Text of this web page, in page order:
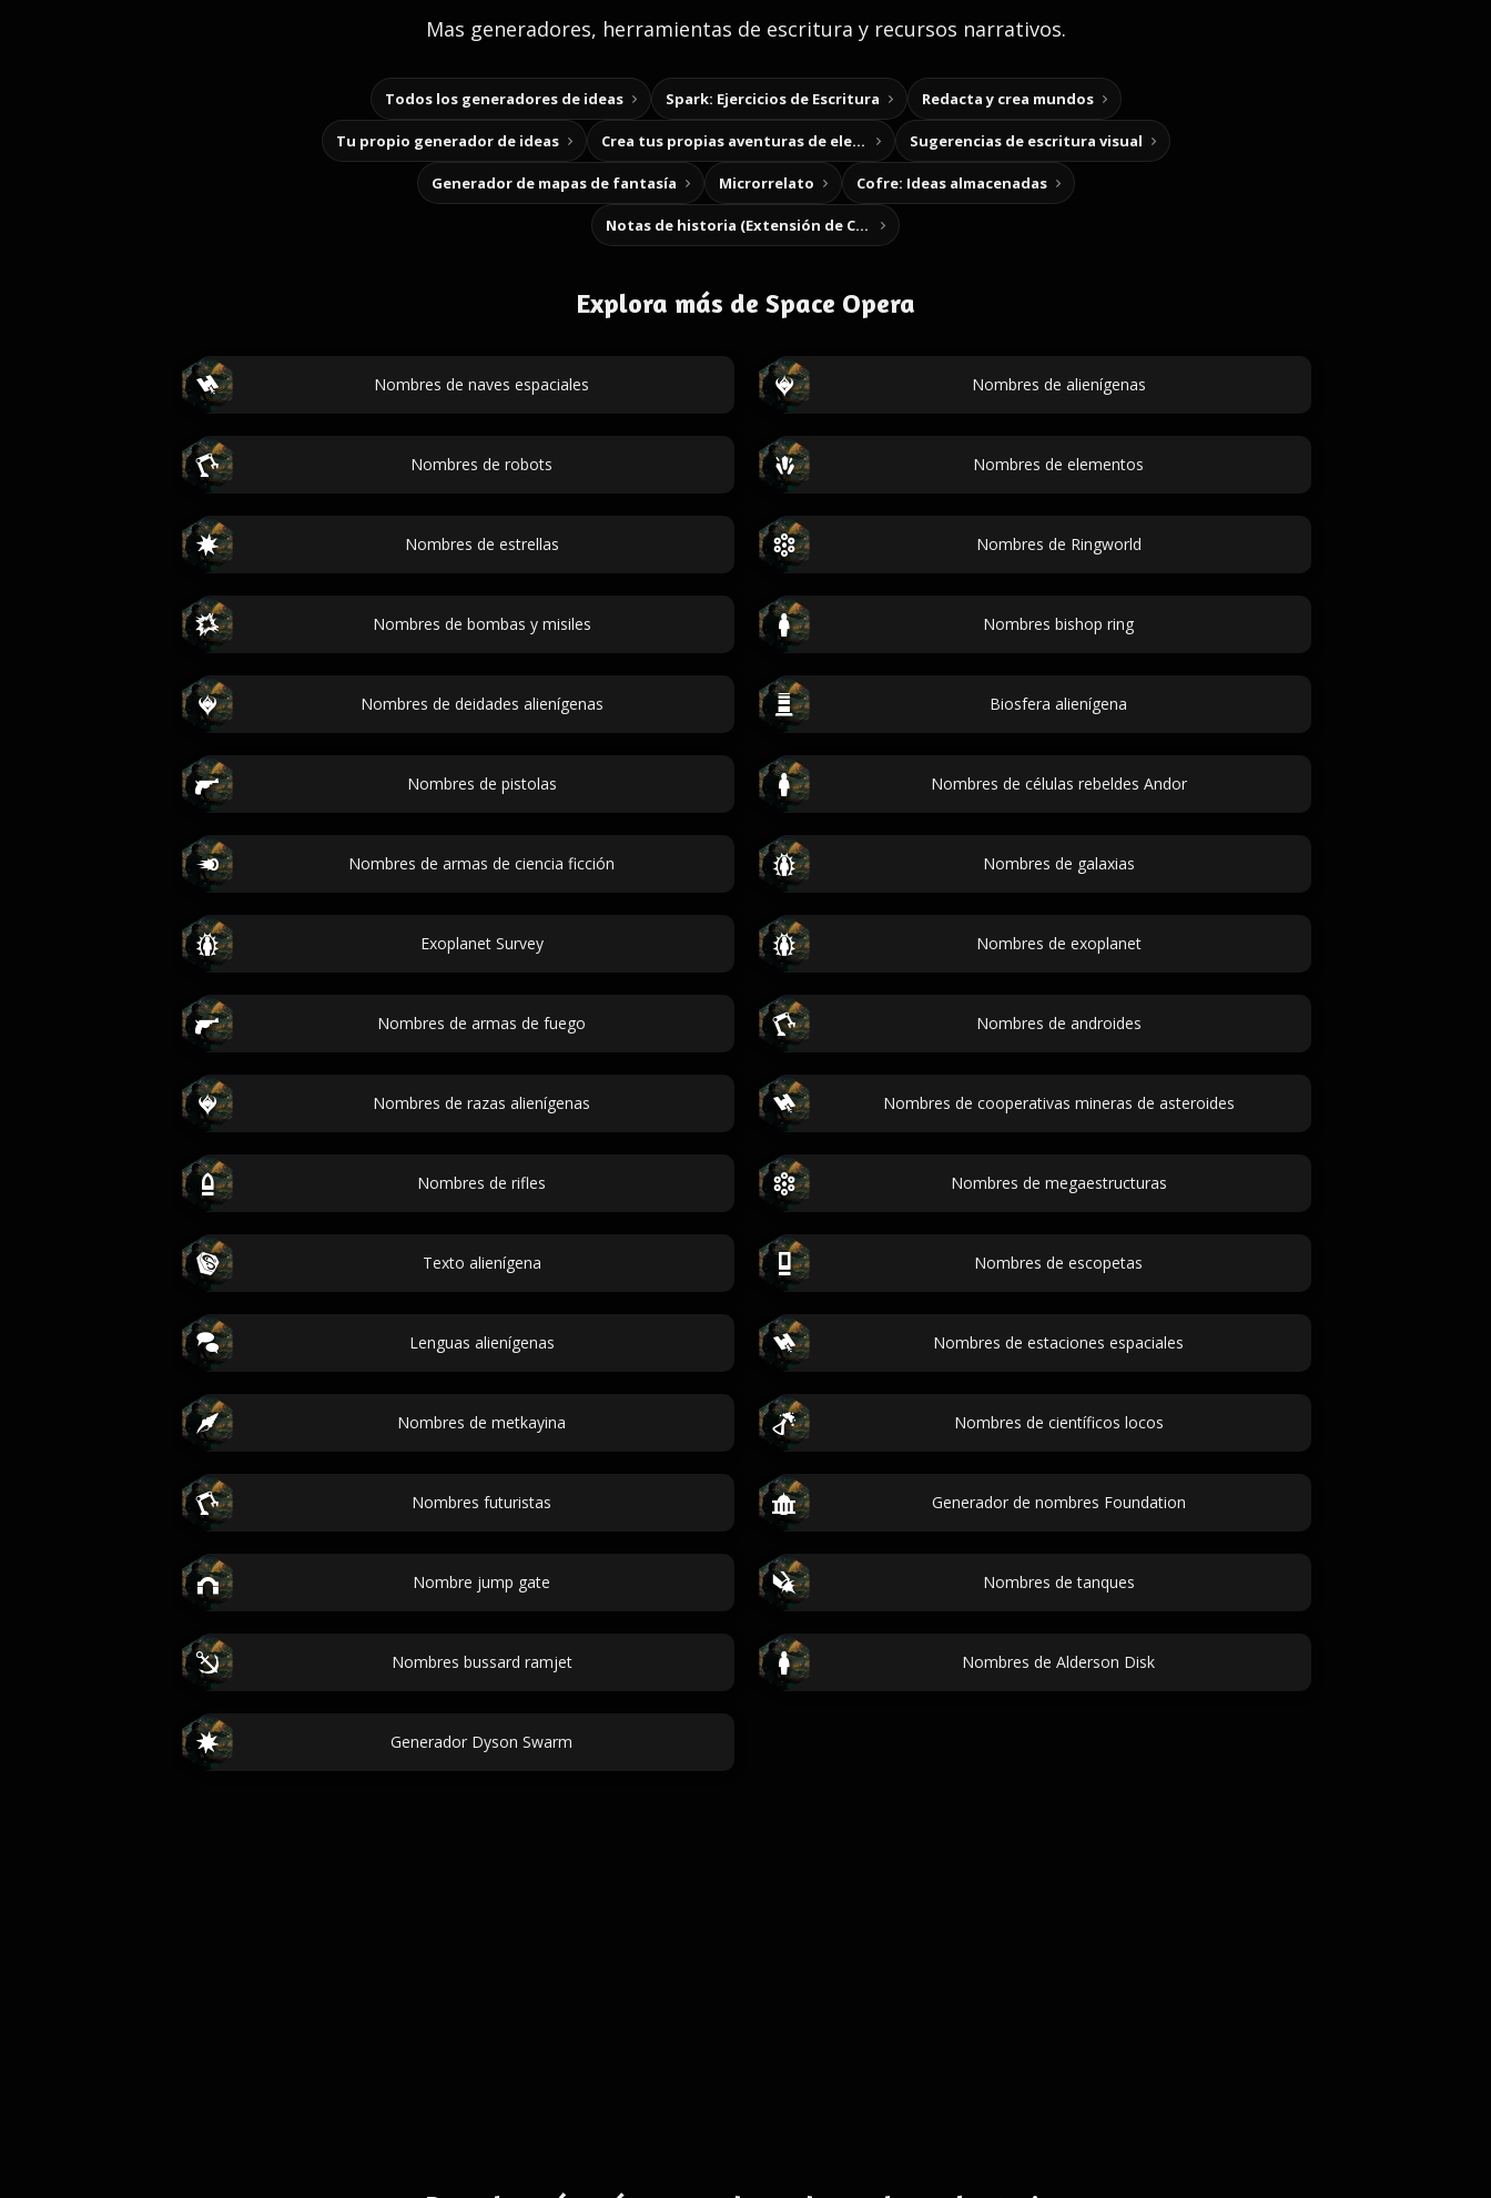
Mas generadores, herramientas de escritura y recursos narrativos.
Todos los generadores de ideas Spark: Ejercicios de Escritura Redacta y crea mundos
Tu propio generador de ideas Crea tus propias aventuras de elección Sugerencias de escritura visual
Generador de mapas de fantasía Microrrelato Cofre: Ideas almacenadas
Notas de historia (Extensión de Chrome)
Explora más de Space Opera
Nombres de naves espaciales Nombres de alienígenas
Nombres de robots Nombres de elementos
Nombres de estrellas Nombres de Ringworld
Nombres de bombas y misiles Nombres bishop ring
Nombres de deidades alienígenas Biosfera alienígena
Nombres de pistolas Nombres de células rebeldes Andor
Nombres de armas de ciencia ficción Nombres de galaxias
Exoplanet Survey Nombres de exoplanet
Nombres de armas de fuego Nombres de androides
Nombres de razas alienígenas Nombres de cooperativas mineras de asteroides
Nombres de rifles Nombres de megaestructuras
Texto alienígena Nombres de escopetas
Lenguas alienígenas Nombres de estaciones espaciales
Nombres de metkayina Nombres de científicos locos
Nombres futuristas Generador de nombres Foundation
Nombre jump gate Nombres de tanques
Nombres bussard ramjet Nombres de Alderson Disk
Generador Dyson Swarm